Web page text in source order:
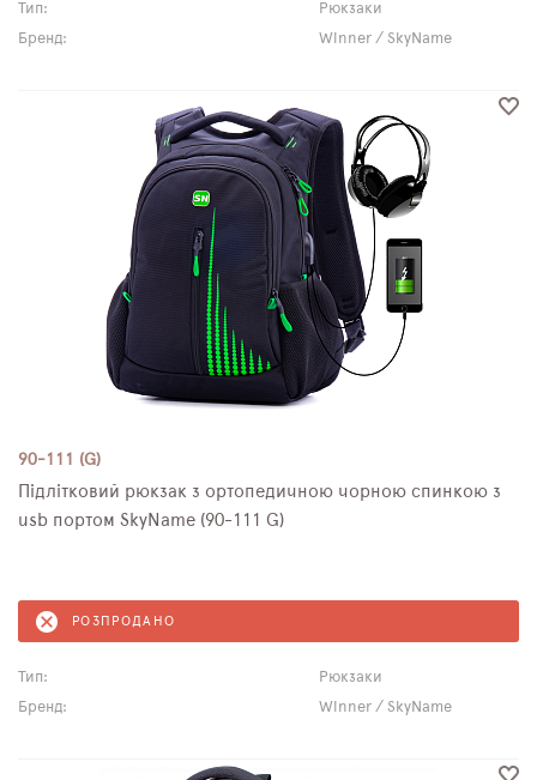
Тип:
Рюкзаки
Бренд:
Winner / SkyName
90-111 (G)
Підлітковий рюкзак з ортопедичною чорною спинкою з
usb портом SkyName (90-111 G)
РОЗПРОДАНО
Тип:
Рюкзаки
Бренд:
Winner / SkyName